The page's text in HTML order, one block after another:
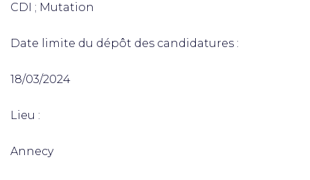
CDI ; Mutation
Date limite du dépôt des candidatures :
18/03/2024
Lieu :
Annecy